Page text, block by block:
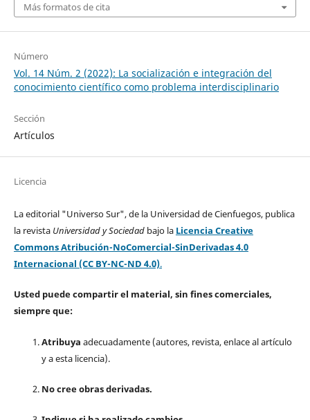
Más formatos de cita
Número
Vol. 14 Núm. 2 (2022): La socialización e integración del
conocimiento científico como problema interdisciplinario
Sección
Artículos
Licencia
La editorial "Universo Sur", de la Universidad de Cienfuegos, publica
la revista Universidad y Sociedad bajo la Licencia Creative
Commons Atribución-NoComercial-SinDerivadas 4.0
Internacional (CC BY-NC-ND 4.0).
Usted puede compartir el material, sin fines comerciales,
siempre que:
Atribuya adecuadamente (autores, revista, enlace al artículo
y a esta licencia).
No cree obras derivadas.